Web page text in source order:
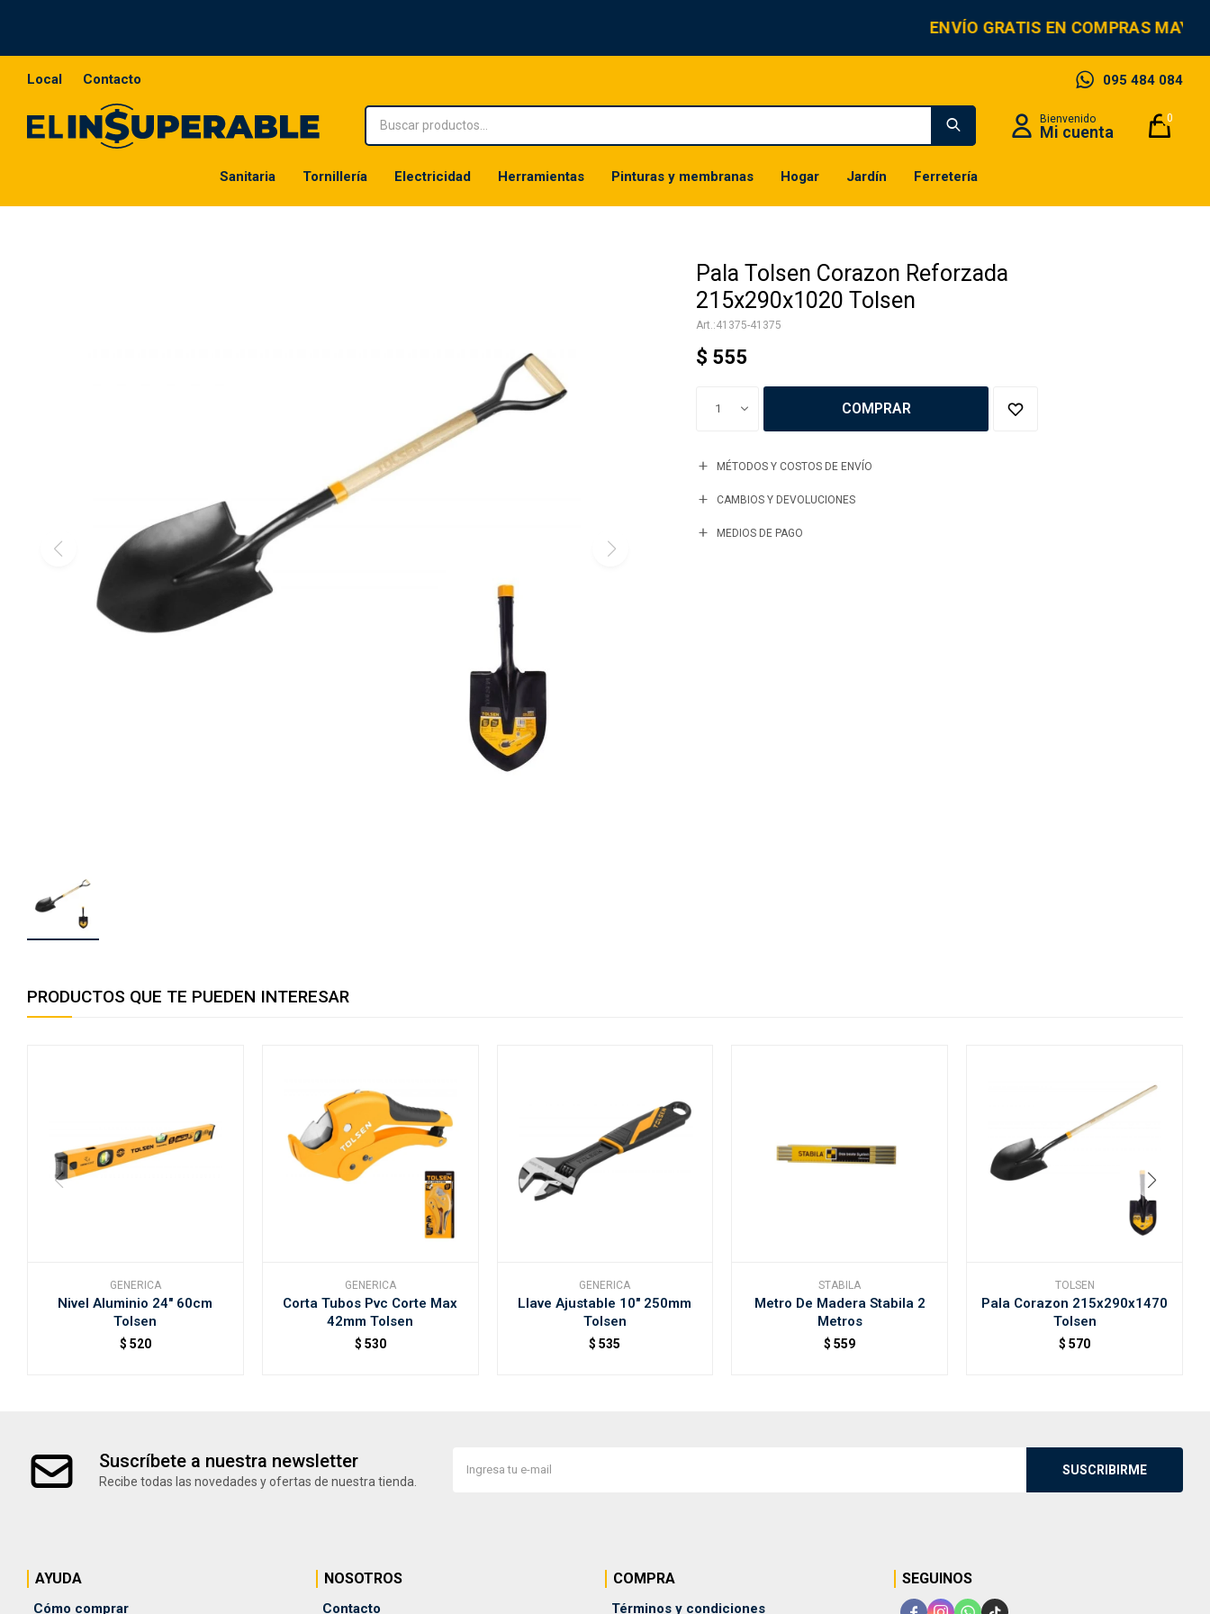
ENVÍO GRATIS EN COMPRAS
Sanitaria Tornillería Electricidad Herramientas Pinturas y membranas Hogar Jardín Ferretería
0
095 484 084
Local Contacto
Pala Tolsen Corazon Reforzada
215x290x1020 Tolsen
41375-41375
$ 555
1 COMPRAR
MÉTODOS Y COSTOS DE ENVÍO
CAMBIOS Y DEVOLUCIONES
MEDIOS DE PAGO
PRODUCTOS QUE TE PUEDEN INTERESAR
GENERICA
Nivel Aluminio 24" 60cm
Tolsen
$ 520
GENERICA
Corta Tubos Pvc Corte Max
42mm Tolsen
$ 530
GENERICA
Llave Ajustable 10" 250mm
Tolsen
$ 535
STABILA
Metro De Madera Stabila 2
Metros
$ 559
TOLSEN
Pala Corazon 215x290x1470
Tolsen
$ 570
Suscríbete a nuestra newsletter
Recibe todas las novedades y ofertas de nuestra tienda.
SUSCRIBIRME
AYUDA
Cómo comprar
NOSOTROS
Contacto
COMPRA
Términos y condiciones
SEGUINOS